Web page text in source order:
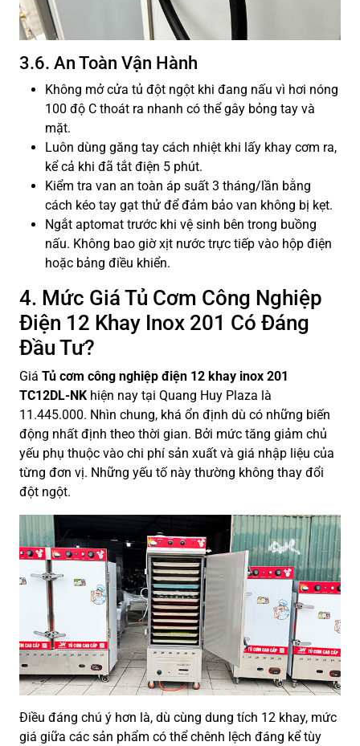
3.6. An Toàn Vận Hành
Không mở cửa tủ đột ngột khi đang nấu vì hơi nóng
100 độ C thoát ra nhanh có thể gây bỏng tay và
mặt.
Luôn dùng găng tay cách nhiệt khi lấy khay cơm ra,
kể cả khi đã tắt điện 5 phút.
Kiểm tra van an toàn áp suất 3 tháng/lần bằng
cách kéo tay gạt thử để đảm bảo van không bị kẹt.
Ngắt aptomat trước khi vệ sinh bên trong buồng
nấu. Không bao giờ xịt nước trực tiếp vào hộp điện
hoặc bảng điều khiển.
4. Mức Giá Tủ Cơm Công Nghiệp
Điện 12 Khay Inox 201 Có Đáng
Đầu Tư?
Giá Tủ cơm công nghiệp điện 12 khay inox 201
TC12DL-NK hiện nay tại Quang Huy Plaza là
11.445.000. Nhìn chung, khá ổn định dù có những biến
động nhất định theo thời gian. Bởi mức tăng giảm chủ
yếu phụ thuộc vào chi phí sản xuất và giá nhập liệu của
từng đơn vị. Những yếu tố này thường không thay đổi
đột ngột.
Điều đáng chú ý hơn là, dù cùng dung tích 12 khay, mức
giá giữa các sản phẩm có thể chênh lệch đáng kể tùy